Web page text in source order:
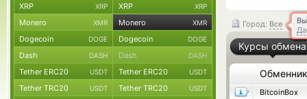
Город: Все
Курсы обмена
Обменник
BitcoinBox
XRP XRP XRP XRP
Monero XMR Monero XMR
Dogecoin DOGE Dogecoin DOGE
Dash DASH Dash DASH
Tether ERC20 USDT Tether ERC20 USDT
Tether TRC20 USDT Tether TRC20 USDT